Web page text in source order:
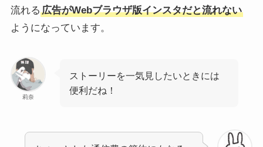
流れる 広告がWebブラウザ版インスタだと流れない
ようになっています。
莉奈
ストーリーを一気見したいときには
便利だね！